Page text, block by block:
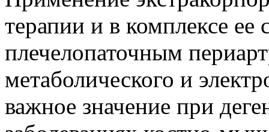
терапии и в комплексе
плечелопаточным
метаболического и
важное значение при